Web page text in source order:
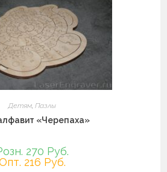
выбрать
на
странице
товара.
Детям, Пазлы
«Черепаха»
270 Руб.
216 Руб.